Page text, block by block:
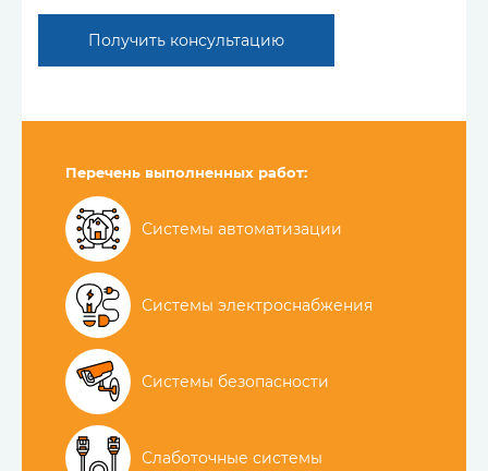
Получить консультацию
Перечень выполненных работ:
Системы автоматизации
Системы электроснабжения
Системы безопасности
Слаботочные системы